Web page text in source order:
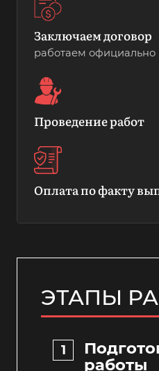
Заключаем договор
работаем официально
Проведение работ
Оплата по факту
ЭТАПЫ
работы